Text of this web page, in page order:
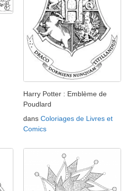
Harry Potter : Emblème de
Poudlard
dans Coloriages de Livres et
Comics